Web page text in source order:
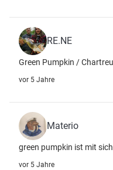
RE.NE
Green Pumpkin /
vor 5 Jahre
Materio
green pumpkin ist mit
vor 5 Jahre